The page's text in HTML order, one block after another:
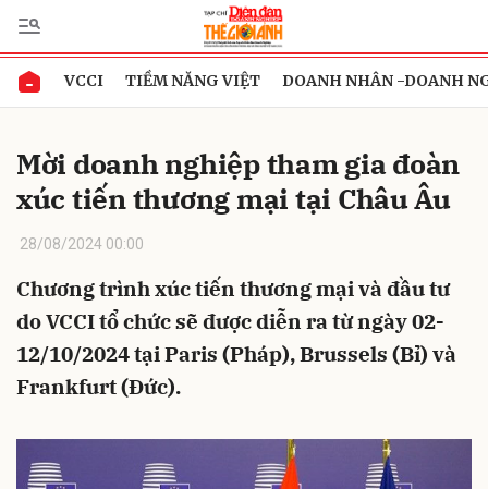
VCCI TIỀM NĂNG VIỆT DOANH NHÂN -DOANH
Mời doanh nghiệp tham gia đoàn
xúc tiến thương mại tại Châu Âu
28/08/2024 00:00
Chương trình xúc tiến thương mại và đầu tư
do VCCI tổ chức sẽ được diễn ra từ ngày 02-
12/10/2024 tại Paris (Pháp), Brussels (Bỉ) và
Frankfurt (Đức).
Gửi bình luận
Hủy Gửi